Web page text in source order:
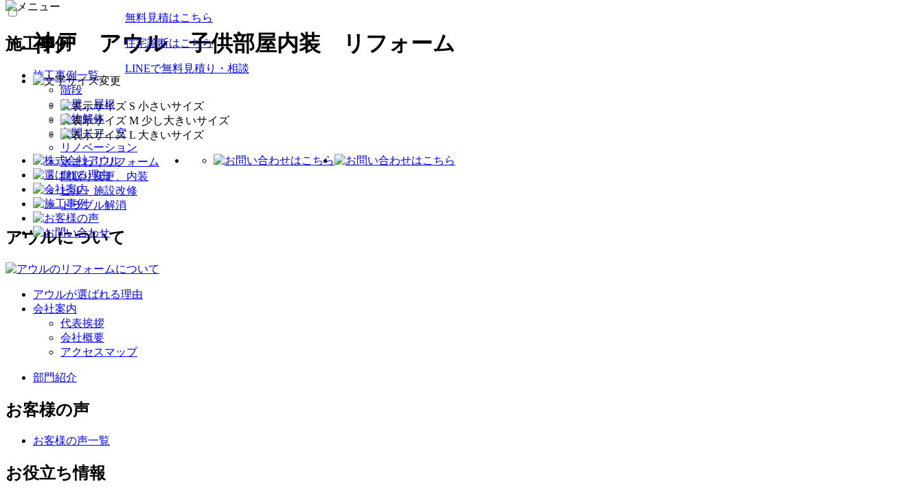
神戸 アウル 子供部屋内装 リフォーム
施工事例
施工事例一覧
階段
外壁、屋根
建物解体
玄関ドア、窓
リノベーション
水まわりリフォーム
間取り変更、内装
ビル・施設改修
トラブル解消
アウルについて
アウルが選ばれる理由
会社案内
代表挨拶
会社概要
アクセスマップ
部門紹介
お客様の声
お客様の声一覧
お役立ち情報
無料見積はこちら
住宅診断はこちら
LINEで無料見積り・相談